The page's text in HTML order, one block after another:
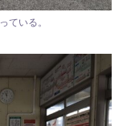
ている。